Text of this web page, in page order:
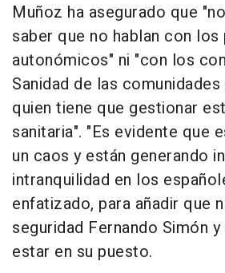
Muñoz ha asegurado que
saber que no hablan con
autonómicos" ni "con los
Sanidad de las
quien tiene que gestionar
sanitaria". "Es evidente que
un caos y están generando
intranquilidad en los
enfatizado, para añadir que
seguridad Fernando Simón
estar en su puesto.